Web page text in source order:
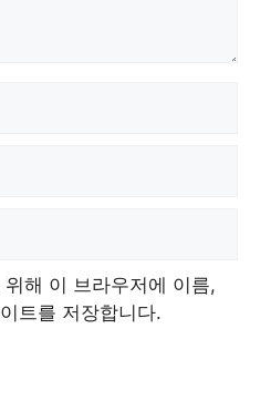
해 이 브라우저에 이름,
트를 저장합니다.